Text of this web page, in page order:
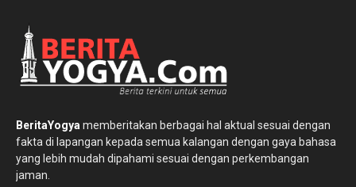
BeritaYogya memberitakan berbagai hal aktual sesuai dengan
fakta di lapangan kepada semua kalangan dengan gaya bahasa
yang lebih mudah dipahami sesuai dengan perkembangan
jaman.